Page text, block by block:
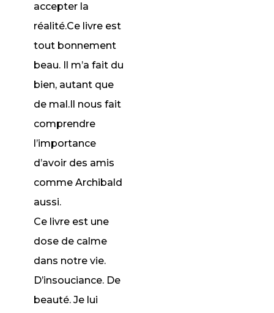
accepter la
réalité.Ce livre est
tout bonnement
beau. Il m’a fait du
bien, autant que
de mal.Il nous fait
comprendre
l’importance
d’avoir des amis
comme Archibald
aussi.
Ce livre est une
dose de calme
dans notre vie.
D’insouciance. De
beauté. Je lui